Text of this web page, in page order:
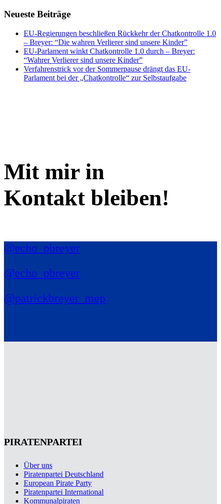
Neueste Beiträge
EU-Regierungen beschließen Rückkehr der Chatkontrolle 1.0
– Breyer: “Die wahren Verlierer sind unsere Kinder”
EU-Parlament winkt Chatkontrolle 1.0 durch – Breyer:
“Wahrer Verlierer sind unsere Kinder”
Verfahrenstrick vor der Sommerpause drängt das EU-
Parlament bei der „Chatkontrolle“ zur Selbstaufgabe
Mit mir in
Kontakt bleiben!
@echo_pbreyer
@echo_pbreyer
@patrickbreyer_mep
PIRATENPARTEI
Über uns
Piratenpartei Deutschland
European Pirate Party
Piratenpartei International
Kommunalpiraten